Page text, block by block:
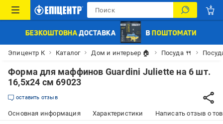
Эпицентр К Каталог Дом и интерьер 🏠 Посуда 🍴
Форма для маффинов Guardini Juliette на 6 шт.
16,5х24 см 69023
оставить отзыв
Основная информация Характеристики Написать отзыв о